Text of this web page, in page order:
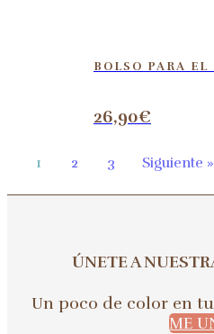
BOLSO PARA
26,90€
1 2 3 Siguiente »
ÚNETE A
Un poco de color en
ME